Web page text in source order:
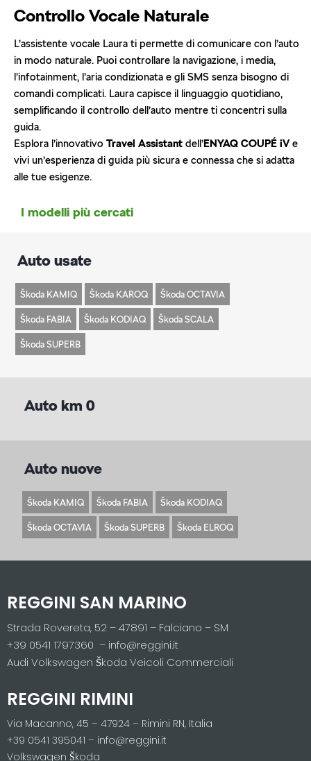
Controllo Vocale Naturale
L’assistente vocale Laura ti permette di comunicare con l’auto
in modo naturale. Puoi controllare la navigazione, i media,
l’infotainment, l’aria condizionata e gli SMS senza bisogno di
comandi complicati. Laura capisce il linguaggio quotidiano,
semplificando il controllo dell’auto mentre ti concentri sulla
guida.
Esplora l’innovativo Travel Assistant dell’ENYAQ COUPÉ iVe
vivi un’esperienza di guida più sicura e connessa che si adatta
alle tue esigenze.
I modelli più cercati
Auto usate
Škoda KAMIQ Škoda KAROQ Škoda OCTAVIA
Škoda FABIA Škoda KODIAQ Škoda SCALA
Škoda SUPERB
Auto km 0
Auto nuove
Škoda KAMIQ Škoda FABIA Škoda KODIAQ
Škoda OCTAVIA Škoda SUPERB Škoda ELROQ
REGGINI SAN MARINO
Strada Rovereta, 52 – 47891 – Falciano – SM
+39 0541 1797360 – info@reggini.it
Audi Volkswagen Škoda Veicoli Commerciali
REGGINI RIMINI
Via Macanno, 45 – 47924 – Rimini RN, Italia
+39 0541 395041 – info@reggini.it
Volkswagen Škoda